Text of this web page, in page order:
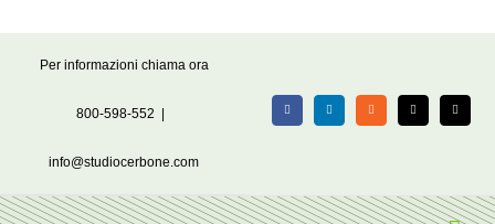
Per informazioni chiama ora
800-598-552
info@studiocerbone.com
FacebookLinkedIn Rss X Email